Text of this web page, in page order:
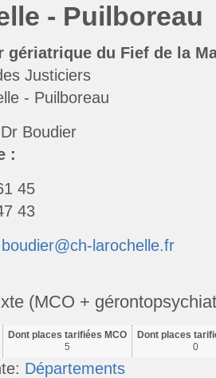
- Puilboreau
gériatrique du Fief de la
Justiciers
- Puilboreau
Dr Boudier
:
45
43
larochelle.fr
(MCO +
Dont places tarifiées MCO
5
Dont places
0
Départements